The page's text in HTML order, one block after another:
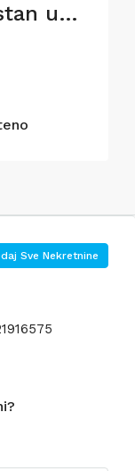
Luksuzan trosoban stan u BW Metropolitan,82m2
Sve Nekretnine